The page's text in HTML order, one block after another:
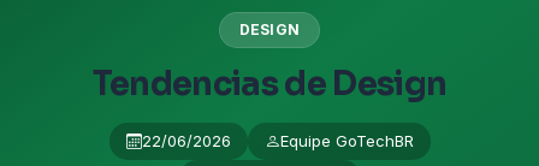
DESIGN
Tendencias de Design
22/06/2026
Equipe GoTechBR